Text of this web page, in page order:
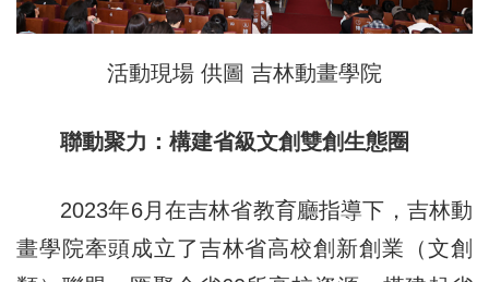
活動現場 供圖 吉林動畫學院
聯動聚力：構建省級文創雙創生態圈
2023年6月在吉林省教育廳指導下，吉林動
畫學院牽頭成立了吉林省高校創新創業（文創